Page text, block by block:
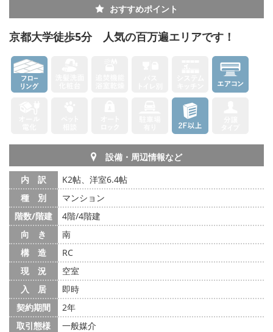
おすすめポイント
京都大学徒歩5分 人気の百万遍エリアです！
設備・周辺情報など
内 訳
K2帖、洋室6.4帖
種 別
マンション
階数/階建
4階/4階建
向 き
南
構 造
RC
現 況
空室
入 居
即時
契約期間
2年
取引態様
一般媒介